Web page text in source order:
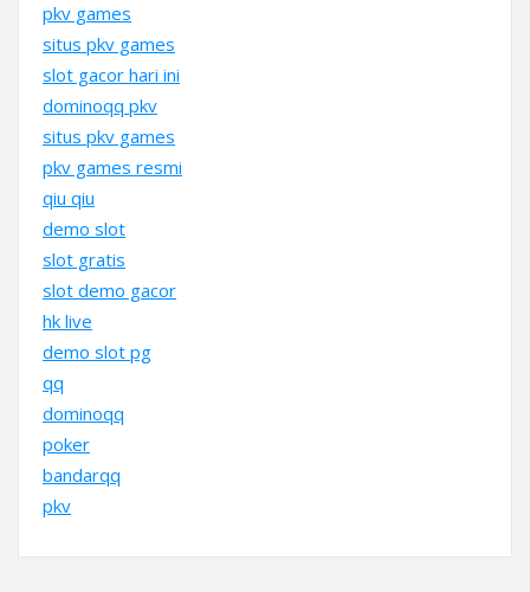
pkv games
situs pkv games
slot gacor hari ini
dominoqq pkv
situs pkv games
pkv games resmi
qiu qiu
demo slot
slot gratis
slot demo gacor
hk live
demo slot pg
qq
dominoqq
poker
bandarqq
pkv